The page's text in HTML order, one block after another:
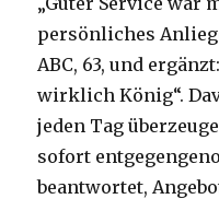
persönliches
ABC, 63, und
wirklich König“.
jeden Tag
sofort
beantwortet,